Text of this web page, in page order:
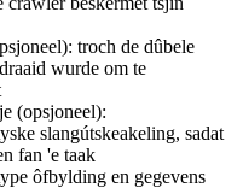
troch de dûbele
wurde om te
(opsjoneel):
slangútskeakeling, sadat
fan 'e taak
ôfbylding en gegevens